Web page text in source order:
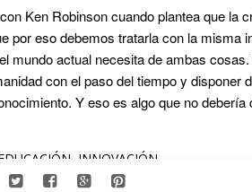
Ken Robinson cuando plantea que la
por eso debemos tratarla con la misma
mundo actual necesita de ambas
con el paso del tiempo y disponer
Y eso es algo que no debería
INNOVACIÓN